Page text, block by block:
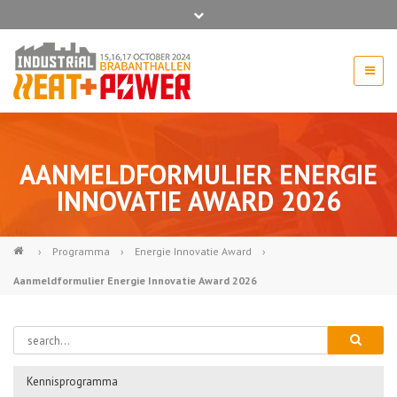
Contact us for more information 0294 - 74 50 70
Exposanten login
AANMELDFORMULIER ENERGIE
INNOVATIE AWARD 2026
› Programma › Energie Innovatie Award ›
Aanmeldformulier Energie Innovatie Award 2026
Kennisprogramma